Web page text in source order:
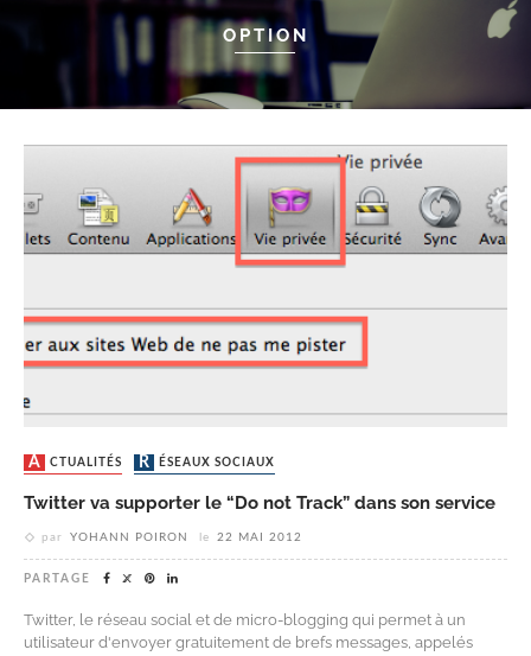
OPTION
ACTUALITÉS RÉSEAUX SOCIAUX
Twitter va supporter le “Do not Track” dans son service
par YOHANN POIRON le 22 MAI 2012
PARTAGE
Twitter, le réseau social et de micro-blogging qui permet à un
utilisateur d'envoyer gratuitement de brefs messages, appelés